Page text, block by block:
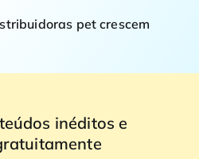
pet crescem
inéditos e